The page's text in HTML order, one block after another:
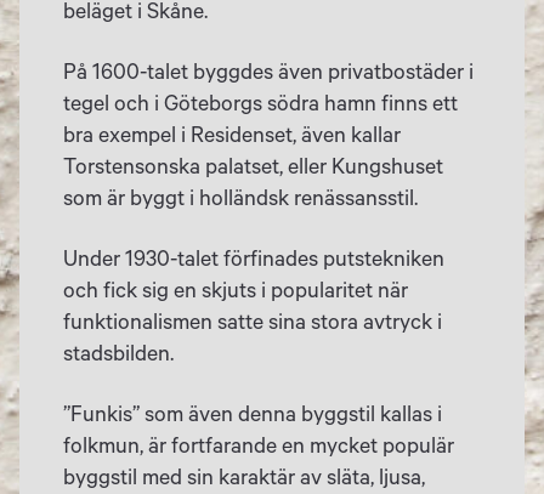
beläget i Skåne.
På 1600-talet byggdes även privatbostäder i
tegel och i Göteborgs södra hamn finns ett
bra exempel i Residenset, även kallar
Torstensonska palatset, eller Kungshuset
som är byggt i holländsk renässansstil.
Under 1930-talet förfinades putstekniken
och fick sig en skjuts i popularitet när
funktionalismen satte sina stora avtryck i
stadsbilden.
”Funkis” som även denna byggstil kallas i
folkmun, är fortfarande en mycket populär
byggstil med sin karaktär av släta, ljusa,